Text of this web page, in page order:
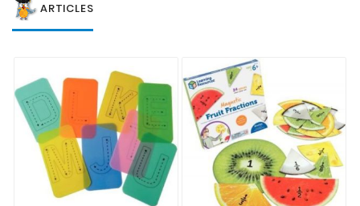
ARTICLES